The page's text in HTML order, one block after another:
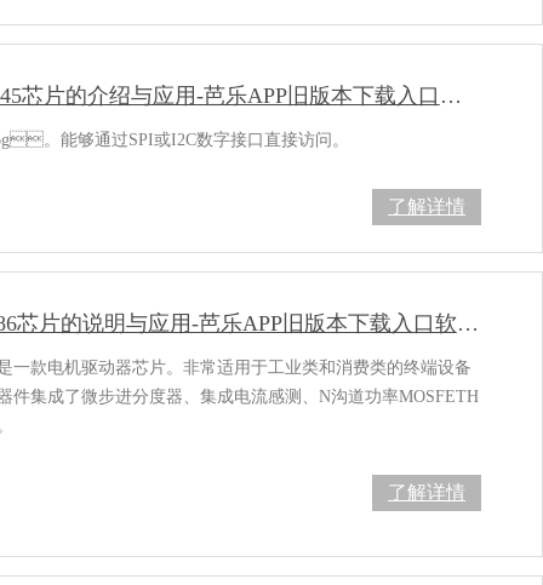
ADXL345芯片的介绍与应用-芭乐APP旧版本下载入口软件电子
。能够通过SPI或I2C数字接口直接访问。
了解详情
DRV8886芯片的说明与应用-芭乐APP旧版本下载入口软件电子
一款电机驱动器芯片。非常适用于工业类和消费类的终端设备
件集成了微步进分度器、集成电流感测、N沟道功率MOSFETH
了解详情